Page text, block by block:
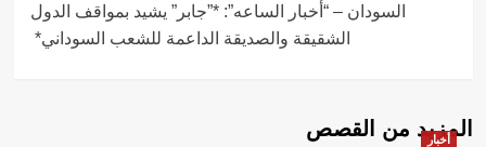
السودان – “أخبار الساعه”: *”جابر” يشيد بمواقف الدول
الشقيقة والصديقة الداعمة للشعب السوداني*
المزيد من القصص
أخبار